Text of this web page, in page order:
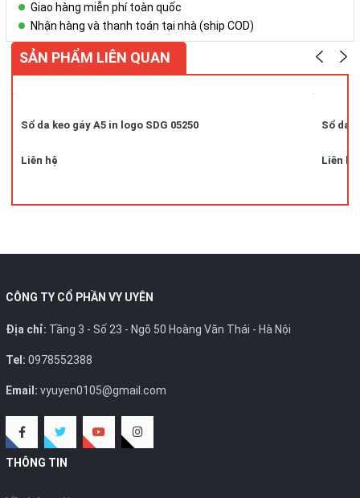
Giao hàng miễn phí toàn quốc
Nhận hàng và thanh toán tại nhà (ship COD)
SẢN PHẨM LIÊN QUAN
Sổ da keo gáy A5 in logo SDG 05250
Liên hệ
Sổ da
Liên hệ
CÔNG TY CỔ PHẦN VY UYÊN
Địa chỉ: Tầng 3 - Số 23 - Ngõ 50 Hoàng Văn Thái - Hà Nội
Tel: 0978552388
Email: vyuyen0105@gmail.com
THÔNG TIN